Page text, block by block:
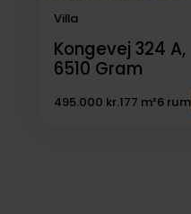
Villa
Kongevej 324 A,
6510 Gram
495.000 kr.177 m²6 rum